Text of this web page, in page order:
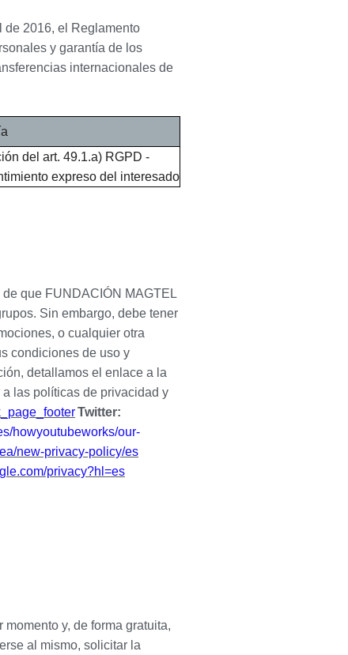
de 2016, el Reglamento
y garantía de los
internacionales de
del art. 49.1.a) RGPD -
expreso del interesado
que FUNDACIÓN MAGTEL
Sin embargo, debe tener
o cualquier otra
condiciones de uso y
detallamos el enlace a la
las políticas de privacidad y
Twitter:
howyoutubeworks/our-
new-privacy-policy/es
privacy?hl=es
y, de forma gratuita,
al mismo, solicitar la